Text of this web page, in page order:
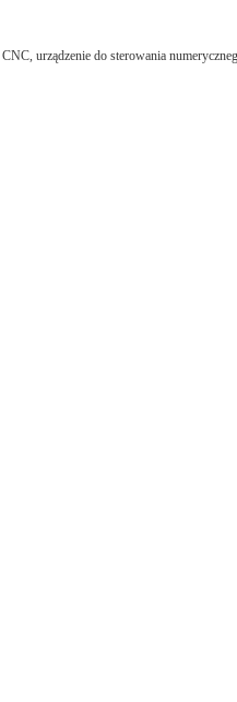
urządzenie do sterowania